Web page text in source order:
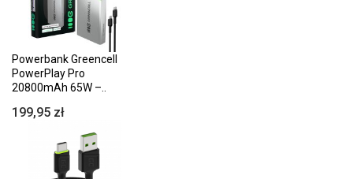
Powerbank Greencell
PowerPlay Pro
20800mAh 65W –..
199,95 zł